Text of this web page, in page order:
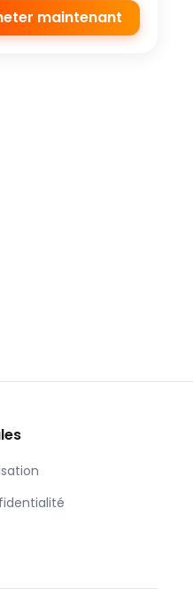
maintenant